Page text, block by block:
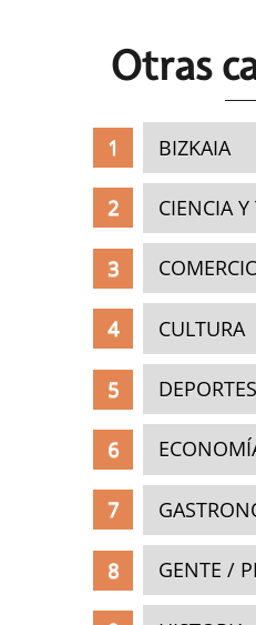
Otras c
BIZKAIA
CIENCIA
CULTURA
DEPORTES
GENTE /